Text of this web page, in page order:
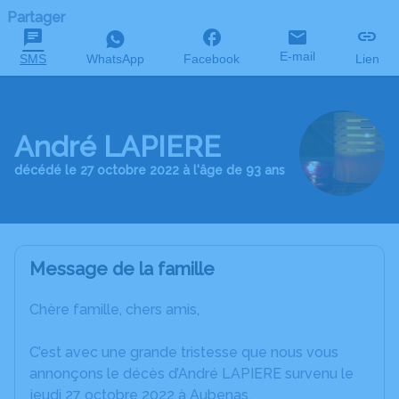
Partager
SMS WhatsApp Facebook E-mail Lien
André LAPIERE
décédé le 27 octobre 2022 à l'âge de 93 ans
Message de la famille
Chère famille, chers amis,
C’est avec une grande tristesse que nous vous
annonçons le décès d’André LAPIERE survenu le
jeudi 27 octobre 2022 à Aubenas.